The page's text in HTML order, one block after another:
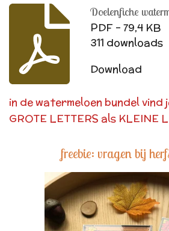
Doelenfiche
PDF – 79,4 KB
311 downloads
Download
in de watermeloen bundel vind
GROTE LETTERS als KLEINE
freebie: vragen bij